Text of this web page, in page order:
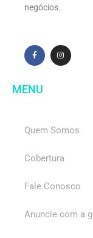
negócios.
MENU
Quem Somos
Cobertura
Fale Conosco
Anuncie com a